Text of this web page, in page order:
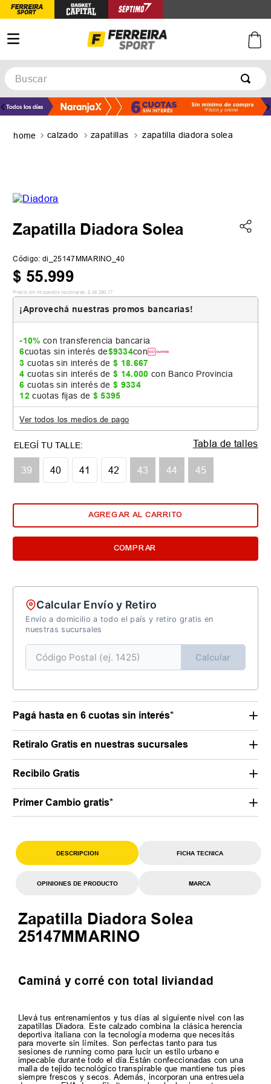
Buscar
calzado zapatillas zapatilla diadora solea
Zapatilla Diadora Solea
Código: di_25147MMARINO_40
$ 55.999
Precio sin impuestos nacionales: $ 46 280 17
¡Aprovechá nuestras promos bancarias!
-10% con transferencia bancaria
6cuotas sin interés de$9334con
3 cuotas sin interés de$ 18.667
4 cuotas sin interés de$ 14.000 con Banco Provincia
6 cuotas sin interés de$ 9334
12 cuotas fijas de $ 5395
Ver todos los medios de pago
39 40 41 42 43 44 45
Tabla de talles
AGREGAR AL CARRITO
COMPRAR
Calcular Envío y Retiro
Envío a domicilio a todo el país y retiro gratis en
nuestras sucursales
Calcular
Pagá hasta en 6 cuotas sin interés*
Retiralo Gratis en nuestras sucursales
Recibilo Gratis
Primer Cambio gratis*
DESCRIPCION FICHA TECNICA
OPINIONES DE PRODUCTO MARCA
Zapatilla Diadora Solea
25147MMARINO
Caminá y corré con total liviandad
Llevá tus entrenamientos y tus días al siguiente nivel con las
zapatillas Diadora. Este calzado combina la clásica herencia
deportiva italiana con la tecnología moderna que necesitás
para moverte sin límites. Son perfectas tanto para tus
sesiones de running como para lucir un estilo urbano e
impecable durante todo el día.Están confeccionadas con una
malla de tejido tecnológico transpirable que mantiene tus pies
siempre frescos y secos. Además, incorporan una entresuela
TÉRMINOS MÁS BUSCADOS
5. medias